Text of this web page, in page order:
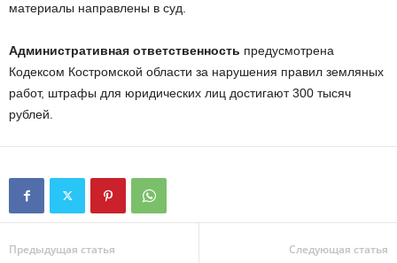
материалы направлены в суд.
Административная ответственность предусмотрена
Кодексом Костромской области за нарушения правил земляных
работ, штрафы для юридических лиц достигают 300 тысяч
рублей.
Предыдущая статья Следующая статья